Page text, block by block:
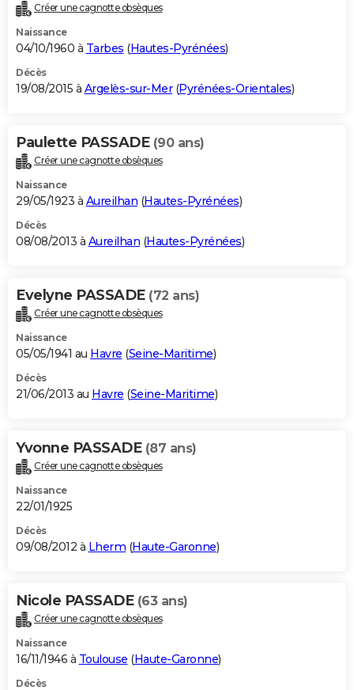
Créer une cagnotte obsèques
Naissance
04/10/1960 à Tarbes (Hautes-Pyrénées)
Décès
19/08/2015 à Argelès-sur-Mer(Pyrénées-Orientales)
Paulette PASSADE (90 ans)
Créer une cagnotte obsèques
Naissance
29/05/1923 à Aureilhan (Hautes-Pyrénées)
Décès
08/08/2013 à Aureilhan (Hautes-Pyrénées)
Evelyne PASSADE (72 ans)
Créer une cagnotte obsèques
Naissance
05/05/1941 au Havre (Seine-Maritime)
Décès
21/06/2013 au Havre (Seine-Maritime)
Yvonne PASSADE (87 ans)
Créer une cagnotte obsèques
Naissance
22/01/1925
Décès
09/08/2012 à Lherm (Haute-Garonne)
Nicole PASSADE (63 ans)
Créer une cagnotte obsèques
Naissance
16/11/1946 à Toulouse (Haute-Garonne)
Décès